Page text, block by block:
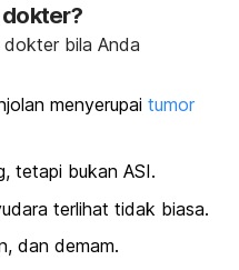
bila Anda
menyerupai tumor
tetapi bukan ASI.
terlihat tidak biasa.
dan demam.